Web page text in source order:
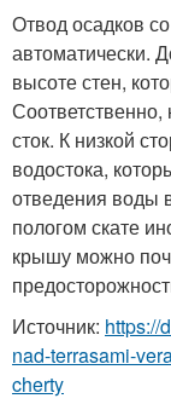
Отвод осадков
автоматически.
высоте стен,
Соответственно,
сток. К низкой
водостока,
отведения воды
пологом скате
крышу можно
Источник: https://
nad-terrasami-
cherty